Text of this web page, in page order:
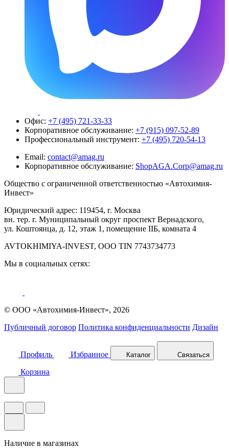
Офис: +7 (495) 721-33-33
Корпоративное обслуживание: +7 (915) 097-52-89
Профессиональный инструмент: +7 (495) 720-54-13
Email: contact@amag.ru
Корпоративное обслуживание: ShopAGA.Corp@amag.ru
Общество с ограниченной ответственностью «Автохимия-
Инвест»
Юридический адрес: 119454, г. Москва
вн. тер. г. Муниципальный округ проспект Вернадского,
ул. Коштоянца, д. 12, этаж 1, помещение IIБ, комната 4
AVTOKHIMIYA-INVEST, OOO TIN 7743734773
Мы в социальных сетях:
© ООО «Автохимия-Инвест», 2026
Публичный договор Политика конфиденциальности Дизайн
Профиль Избранное Каталог Связаться
Корзина
Наличие в магазинах